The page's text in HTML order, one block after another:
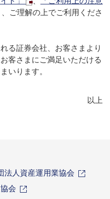
ご理解の上でご利用くださ
る証券会社、お客さまより
客さまにご満足いただける
いります。
以上
法人資産運用業協会
会